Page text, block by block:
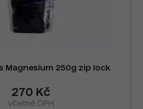
Magnesium 250g zip lock
270 Kč
včetně DPH